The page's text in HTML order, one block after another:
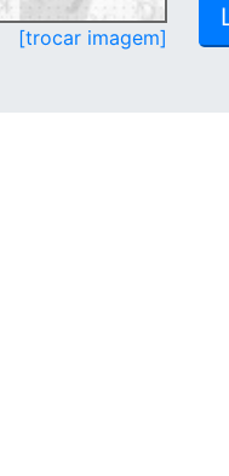
[trocar imagem]